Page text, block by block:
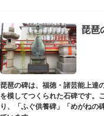
琵琶
琵琶の碑は、福徳・諸芸能上達
を模してつくられた石碑です。
り、「ふぐ供養碑」「めがねの